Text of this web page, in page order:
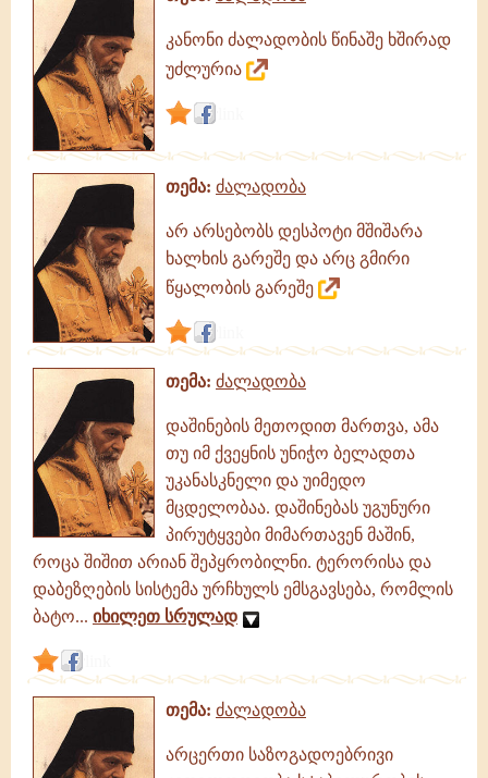
კანონი ძალადობის წინაშე ხშირად
უძლურია
თემა: ძალადობა
არ არსებობს დესპოტი მშიშარა
ხალხის გარეშე და არც გმირი
წყალობის გარეშე
თემა: ძალადობა
დაშინების მეთოდით მართვა, ამა
თუ იმ ქვეყნის უნიჭო ბელადთა
უკანასკნელი და უიმედო
მცდელობაა. დაშინებას უგუნური
პირუტყვები მიმართავენ მაშინ,
როცა შიშით არიან შეპყრობილნი. ტერორისა და
დაბეზღების სისტემა ურჩხულს ემსგავსება, რომლის
ბატო... იხილეთ სრულად
თემა: ძალადობა
არცერთი საზოგადოებრივი